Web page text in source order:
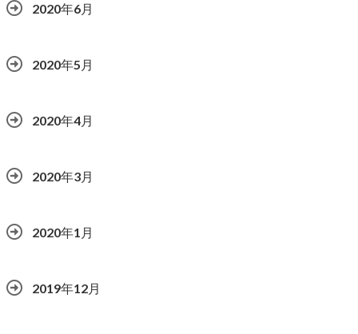
2020年6月
2020年5月
2020年4月
2020年3月
2020年1月
2019年12月